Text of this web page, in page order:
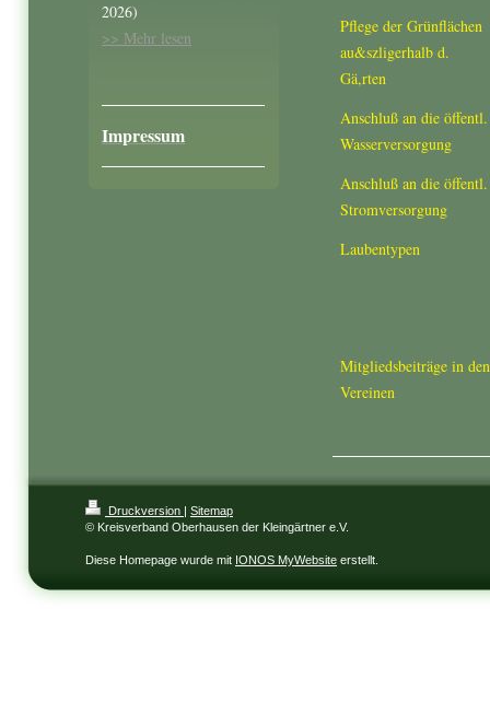
Pflege der Grünflächen
au&szligerhalb d.
Gä,rten
Anschluß an die öffentl.
Wasserversorgung
Anschluß an die öffentl.
Stromversorgung
Laubentypen
Mitgliedsbeiträge in den
Vereinen
2026)
>> Mehr lesen
Impressum
Druckversion | Sitemap
© Kreisverband Oberhausen der Kleingärtner e.V.
Diese Homepage wurde mit IONOS MyWebsite erstellt.